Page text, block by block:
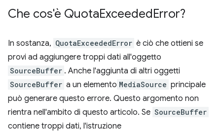
Che cos'è QuotaExceededError?
In sostanza, QuotaExceededError è ciò che ottieni se
provi ad aggiungere troppi dati all'oggetto
SourceBuffer . Anche l'aggiunta di altri oggetti
SourceBuffer a un elemento MediaSource principale
può generare questo errore. Questo argomento non
rientra nell'ambito di questo articolo. Se SourceBuffer
contiene troppi dati, l'istruzione